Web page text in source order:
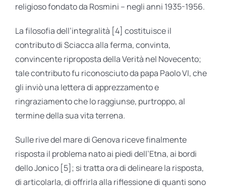
religioso fondato da Rosmini – negli anni 1935-1956.
La filosofia dell’integralità [4] costituisce il
contributo di Sciacca alla ferma, convinta,
convincente riproposta della Verità nel Novecento;
tale contributo fu riconosciuto da papa Paolo VI, che
gli inviò una lettera di apprezzamento e
ringraziamento che lo raggiunse, purtroppo, al
termine della sua vita terrena.
Sulle rive del mare di Genova riceve finalmente
risposta il problema nato ai piedi dell’Etna, ai bordi
dello Jonico [5]; si tratta ora di delineare la risposta,
di articolarla, di offrirla alla riflessione di quanti sono